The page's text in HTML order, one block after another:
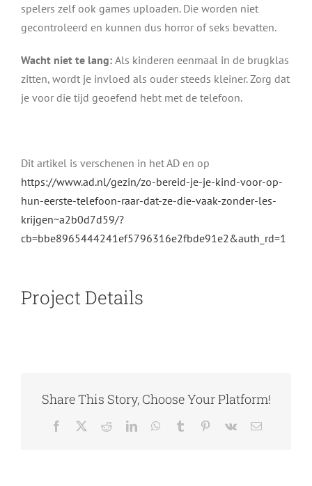
spelers zelf ook games uploaden. Die worden niet
gecontroleerd en kunnen dus horror of seks bevatten.
Wacht niet te lang: Als kinderen eenmaal in de brugklas
zitten, wordt je invloed als ouder steeds kleiner. Zorg dat
je voor die tijd geoefend hebt met de telefoon.
Dit artikel is verschenen in het AD en op
https://www.ad.nl/gezin/zo-bereid-je-je-kind-voor-op-
hun-eerste-telefoon-raar-dat-ze-die-vaak-zonder-les-
krijgen~a2b0d7d59/?
cb=bbe8965444241ef5796316e2fbde91e2&auth_rd=1
Project Details
Share This Story, Choose Your Platform!
Facebook RedditLinkedInWhatsApp
Tumblr Pinterest
Vk
E-